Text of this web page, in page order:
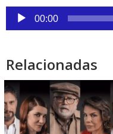
Reproductor
de
00:00
Relacionadas